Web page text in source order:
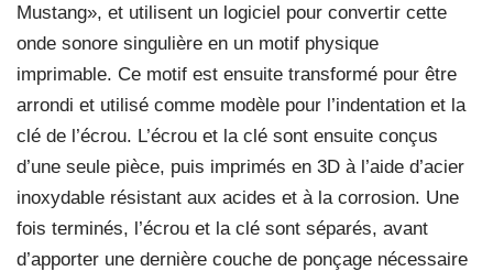
Mustang», et utilisent un logiciel pour convertir cette
onde sonore singulière en un motif physique
imprimable. Ce motif est ensuite transformé pour être
arrondi et utilisé comme modèle pour l’indentation et la
clé de l’écrou. L’écrou et la clé sont ensuite conçus
d’une seule pièce, puis imprimés en 3D à l’aide d’acier
inoxydable résistant aux acides et à la corrosion. Une
fois terminés, l’écrou et la clé sont séparés, avant
d’apporter une dernière couche de ponçage nécessaire